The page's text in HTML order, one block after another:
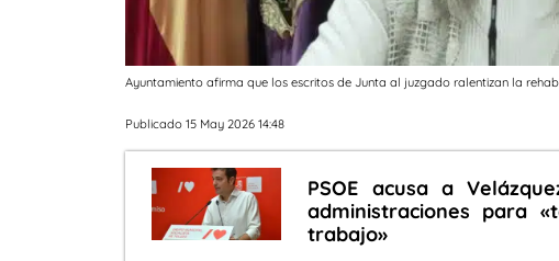
Ayuntamiento afirma que los escritos de Junta al juzgado ralentizan la
Publicado 15 May 2026 14:48
PSOE acusa a
administraciones para
trabajo»